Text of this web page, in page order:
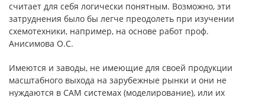
считает для себя логически понятным. Возможно, эти
затруднения было бы легче преодолеть при изучении
схемотехники, например, на основе работ проф.
Анисимова О.С.
Имеются и заводы, не имеющие для своей продукции
масштабного выхода на зарубежные рынки и они не
нуждаются в САМ системах (моделирование), или их